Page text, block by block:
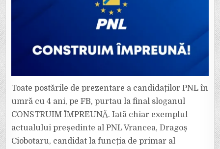
Toate postările de prezentare a candidaților PNL în
umră cu 4 ani, pe FB, purtau la final sloganul
CONSTRUIM ÎMPREUNĂ. Iată chiar exemplul
actualului președinte al PNL Vrancea, Dragoș
Ciobotaru, candidat la funcția de primar al